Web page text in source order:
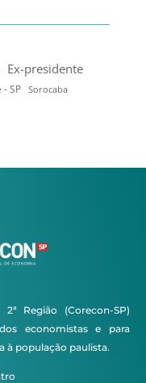
Ex-presidente
SP
Sorocaba
Região (Corecon-SP)
economistas e para
à população paulista.